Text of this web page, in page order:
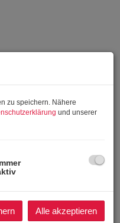
Aussichtslage mit
Bewirtschaftung durch
Renditen,
zu speichern. Nähere
und unserer
Alle akzeptieren